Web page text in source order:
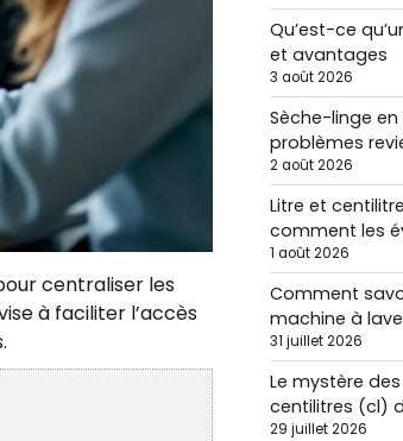
centraliser les
à faciliter l’accès
Qu’est-ce
et avantages
3 août 2026
Sèche-linge
problèmes
2 août 2026
Litre et
comment les
1 août 2026
Comment
machine à
31 juillet 2026
Le mystère
centilitres (cl)
29 juillet 2026